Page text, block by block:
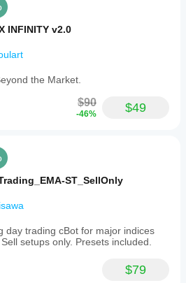
INFINITY v2.0
the Market.
$90
-46% $49
ST_SellOnly
day trading cBot for major indices
setups only. Presets included.
$79